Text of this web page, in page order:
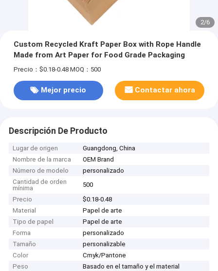
3/6
Custom Recycled Kraft Paper Box with Rope Handle
Made from Art Paper for Food Grade Packaging
Precio：$0.18-0.48 MOQ：500
Mejor precio Contactar ahora
Descripción De Producto
Lugar de origen
Guangdong, China
Nombre de la marca
OEM Brand
Número de modelo
personalizado
Cantidad de orden
mínima
500
Precio
$0.18-0.48
Material
Papel de arte
Tipo de papel
Papel de arte
Forma
personalizado
Tamaño
personalizable
Color
Cmyk/Pantone
Peso
Basado en el tamaño y el material